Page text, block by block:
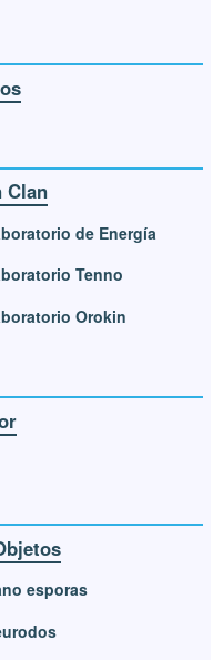
Clan
de Energía
Tenno
Orokin
esporas